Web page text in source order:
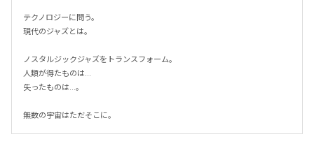
テクノロジーに問う。
現代のジャズとは。
ノスタルジックジャズをトランスフォーム。
人類が得たものは...
失ったものは...。
無数の宇宙はただそこに。